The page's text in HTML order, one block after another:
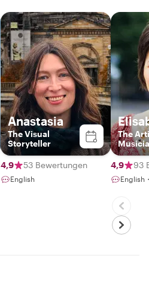
Anastasia
The Visual
Storyteller
4,9 53 Bewertungen
English
The
4,9 93
English